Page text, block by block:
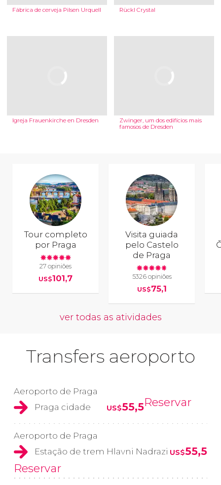
Fábrica de cerveja Pilsen Urquell Rückl Crystal
Igreja Frauenkirche en Dresden
Zwinger, um dos edifícios mais
famosos de Dresden
Tour completo
por Praga
27 opiniões
US$101,7
Visita guiada
pelo Castelo
de Praga
5326 opiniões
US$75,1
ver todas as atividades
Transfers aeroporto
Aeroporto de Praga
Praga cidade
US$55,5Reservar
Aeroporto de Praga
Estação de trem Hlavni Nadrazi US$55,5
Reservar